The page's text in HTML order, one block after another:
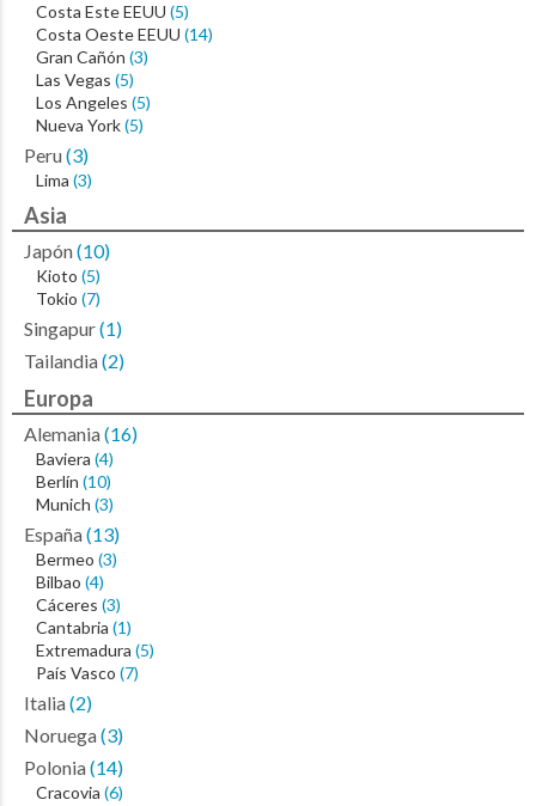
Costa Este EEUU (5)
Costa Oeste EEUU (14)
Gran Cañón (3)
Las Vegas (5)
Los Angeles (5)
Nueva York(5)
Peru(3)
Lima (3)
Asia
Japón(10)
Kioto (5)
Tokio (7)
Singapur(1)
Tailandia(2)
Europa
Alemania(16)
Baviera (4)
Berlín (10)
Munich (3)
España(13)
Bermeo (3)
Bilbao (4)
Cáceres (3)
Cantabria (1)
Extremadura (5)
País Vasco (7)
Italia(2)
Noruega(3)
Polonia(14)
Cracovia (6)